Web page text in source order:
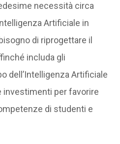
necessità circa
Artificiale in
di riprogettare il
includa gli
dell’Intelligenza Artificiale
investimenti per favorire
di studenti e